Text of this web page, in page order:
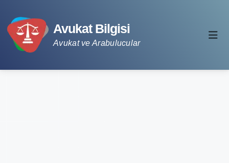
Avukat Bilgisi
Avukat ve Arabulucular